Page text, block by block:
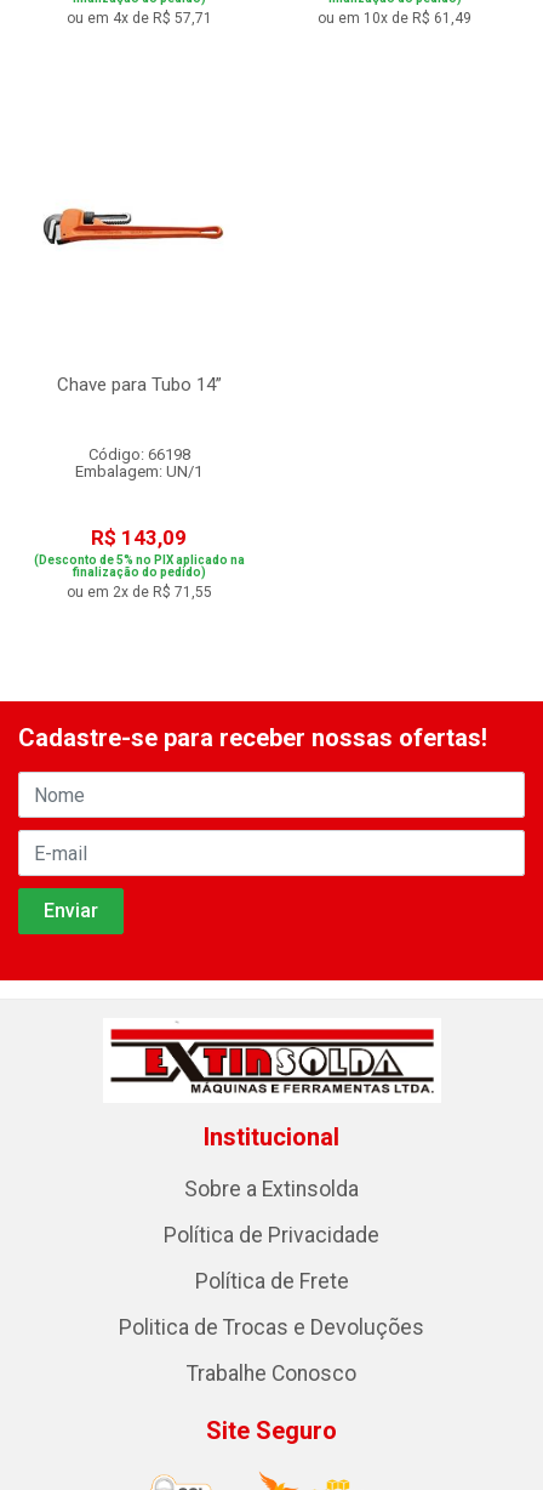
ou em 4x de R$ 57,71 ou em 10x de R$ 61,49
Chave para Tubo 14”
Código: 66198
Embalagem: UN/1
R$ 143,09
(Desconto de 5% no PIX aplicado na
finalização do pedido)
ou em 2x de R$ 71,55
Cadastre-se para receber nossas ofertas!
Institucional
Sobre a Extinsolda
Política de Privacidade
Política de Frete
Politica de Trocas e Devoluções
Trabalhe Conosco
Site Seguro